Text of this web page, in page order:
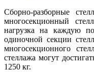
Сборно-разборные
многосекционный
нагрузка на каждую
одиночной секции
многосекционного
стеллажа могут
1250 кг.